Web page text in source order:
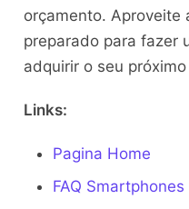
orçamento. Aproveite
preparado para fazer
adquirir o seu
Links:
Pagina Home
FAQ Smartphones